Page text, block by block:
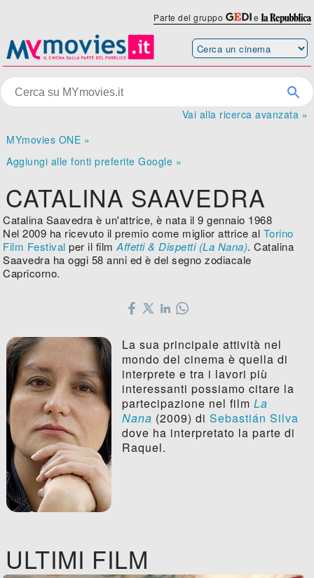
Parte del gruppo e
Vai alla ricerca avanzata »
MYmovies ONE »
Aggiungi alle fonti preferite Google »
CATALINA SAAVEDRA
Catalina Saavedra è un'attrice, è nata il 9 gennaio 1968
Nel 2009 ha ricevuto il premio come miglior attrice al Torino
Film Festival per il filmAffetti & Dispetti (La Nana). Catalina
Saavedra ha oggi 58 anni ed è del segno zodiacale
Capricorno.
La sua principale attività nel
mondo del cinema è quella di
interprete e tra i lavori più
interessanti possiamo citare la
partecipazione nel film La
Nana (2009) di Sebastián Silva
dove ha interpretato la parte di
Raquel.
ULTIMI FILM